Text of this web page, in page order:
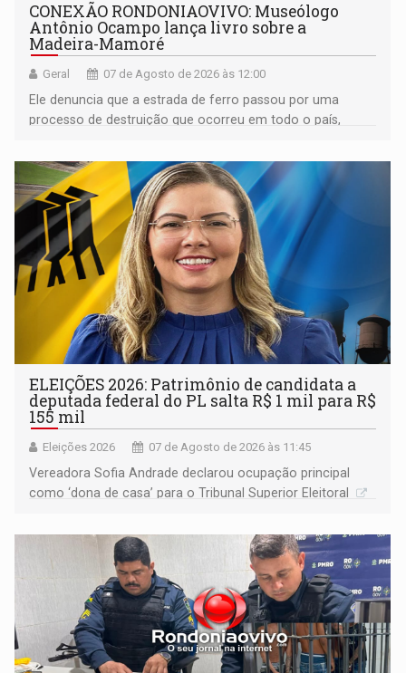
CONEXÃO RONDONIAOVIVO: Museólogo
Antônio Ocampo lança livro sobre a
Madeira-Mamoré
Geral 07 de Agosto de 2026 às 12:00
Ele denuncia que a estrada de ferro passou por uma
processo de destruição que ocorreu em todo o país,
ELEIÇÕES 2026: Patrimônio de candidata a
deputada federal do PL salta R$ 1 mil para R$
155 mil
Eleições 2026 07 de Agosto de 2026 às 11:45
Vereadora Sofia Andrade declarou ocupação principal
como ‘dona de casa’ para o Tribunal Superior Eleitoral